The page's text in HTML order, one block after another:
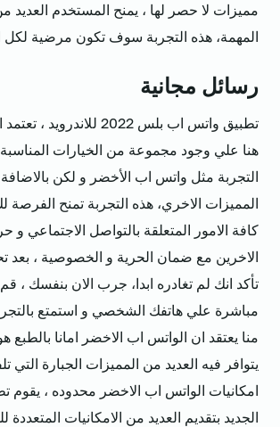
مميزات لا حصر لها ، يمنح المستخدم العديد
المهمة، هذه التجربة سوف تكون مرضية لكل
رسائل مجانية
تطبيق واتس اب بلس 2022
هنا علي وجود مجموعة من الخيارات
التجربة مثل واتس اب الأخضر و لكن
المميزات الاخري، هذه التجربة تمنح الفرصة
كافة الامور المتعلقة بالتواصل الاجتماعي و
الاخرين مع ضمان الحرية و الخصوصية ، بعد
تأكد انك لم تغادره ابدا، جرب الان بنفسك ،
مباشرة علي هاتفك الشخصي و استمتع
منا يعتقد ان الواتس اب الاخضر امانا بالطبع
يتوافر فيه العديد من المميزات الجبارة التي
امكانيات الواتس اب الاخضر محدوده ، يقوم
الجديد بتقديم العديد من الامكانيات